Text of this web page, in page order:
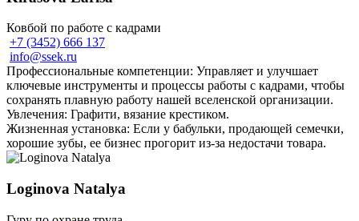
Ковбой по работе с кадрами
+7 (3452) 666 137
info@ssek.ru
Профессиональные компетенции: Управляет и улучшает
ключевые инструменты и процессы работы с кадрами, чтобы
сохранять плавную работу нашей вселенской организации.
Увлечения: Графити, вязание крестиком.
Жизненная установка: Если у бабульки, продающей семечки,
хорошие зубы, ее бизнес прогорит из-за недостачи товара.
Loginova Natalya